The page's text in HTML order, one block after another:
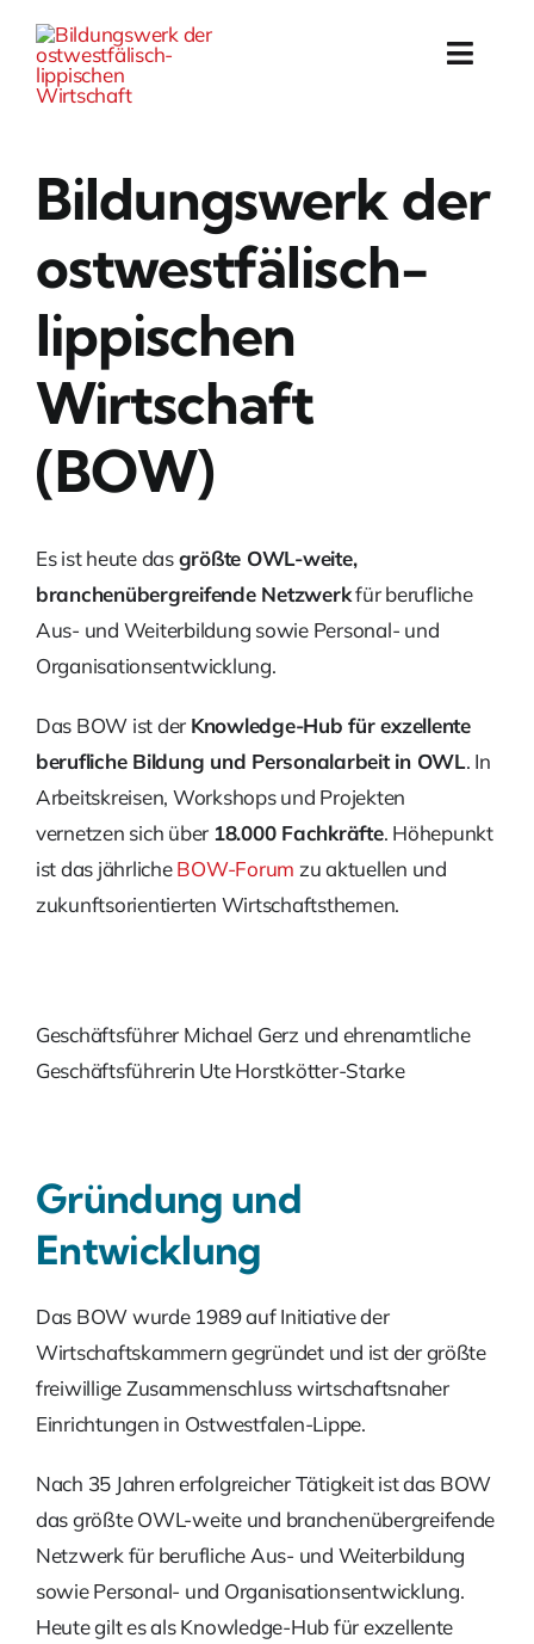
content
Bildungsberatung
Arbeitskreise
Veranstaltungen
Projekte
Kontakt
Suche
Nach:
Bildungswerk der
ostwestfälisch-
lippischen
Wirtschaft
(BOW)
Es ist heute dasgrößte OWL-weite,
branchenübergreifende Netzwerkfür berufliche
Aus- und Weiterbildung sowie Personal- und
Organisationsentwicklung.
Das BOW ist der Knowledge-Hub für exzellente
berufliche Bildung und Personalarbeit in OWL. In
Arbeitskreisen, Workshops und Projekten
vernetzen sich über 18.000 Fachkräfte. Höhepunkt
ist das jährlicheBOW-Forum zu aktuellen und
zukunftsorientierten Wirtschaftsthemen.
Geschäftsführer Michael Gerz und ehrenamtliche
Geschäftsführerin Ute Horstkötter-Starke
Gründung und
Entwicklung
Das BOW wurde 1989 auf Initiative der
Wirtschaftskammern gegründet und ist der größte
freiwillige Zusammenschluss wirtschaftsnaher
Einrichtungen in Ostwestfalen-Lippe.
Nach 35 Jahren erfolgreicher Tätigkeit ist das BOW
das größte OWL-weite und branchenübergreifende
Netzwerk für berufliche Aus- und Weiterbildung
sowie Personal- und Organisationsentwicklung.
Heute gilt es als Knowledge-Hub für exzellente